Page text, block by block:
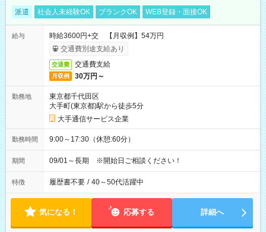
派遣 社会人未経験OK ブランクOK WEB登録・面接OK
給与
時給3600円+交 【月収例】54万円
交通費別途支給あり
交通費 交通費支給
月収例 30万円～
勤務地
東京都千代田区
大手町(東京都)駅から徒歩5分
大手通信サービス企業
勤務時間 9:00～17:30（休憩:60分）
期間 09/01～長期 ※開始日ご相談ください！
特徴 履歴書不要 / 40～50代活躍中
気になる！ 応募する 詳細へ